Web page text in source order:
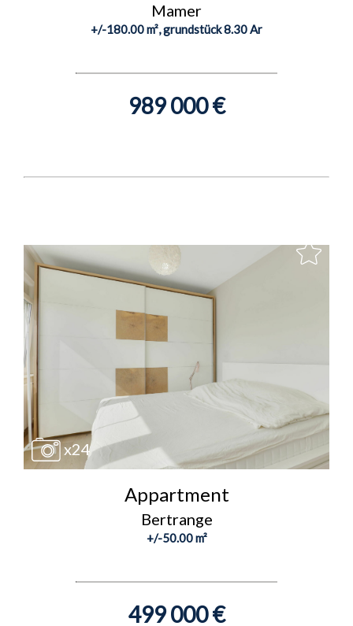
Mamer
+/-180.00 m², grundstück 8.30 Ar
989 000 €
x24
Appartment
Bertrange
+/-50.00 m²
499 000 €